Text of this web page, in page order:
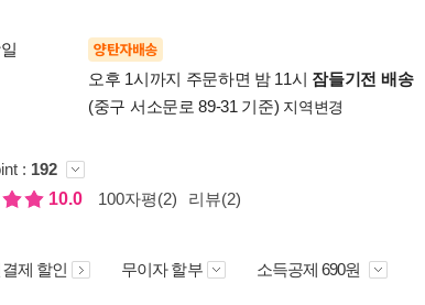
양탄자배송
오후 1시까지 주문하면 밤 11시 잠들기전 배송
(중구 서소문로 89-31 기준) 지역변경
: 192
10.0
100자평(2) 리뷰(2)
제 할인 무이자 할부 소득공제 690원